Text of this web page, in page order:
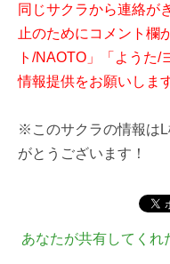
同じサクラから連絡が
止のためにコメント欄
ト/NAOTO」「ようた/
情報提供をお願いします
※このサクラの情報はL
がとうございます！
あなたが共有してくれ